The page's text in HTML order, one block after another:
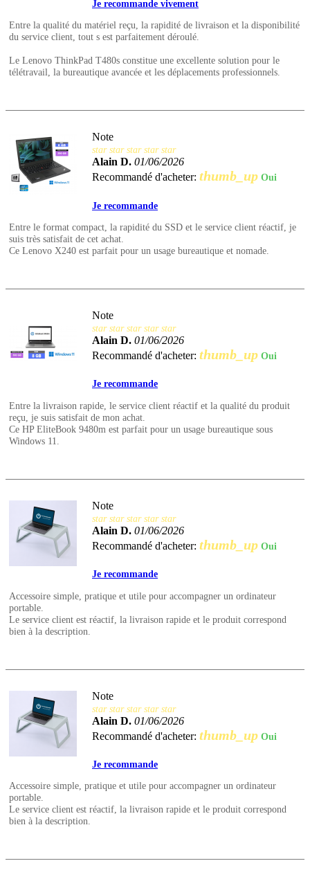
Je recommande vivement
Entre la qualité du matériel reçu, la rapidité de livraison et la disponibilité
du service client, tout s est parfaitement déroulé.
Le Lenovo ThinkPad T480s constitue une excellente solution pour le
télétravail, la bureautique avancée et les déplacements professionnels.
Note
star star star star star
Alain D. 01/06/2026
Recommandé d'acheter: thumb_up Oui
Je recommande
Entre le format compact, la rapidité du SSD et le service client réactif, je
suis très satisfait de cet achat.
Ce Lenovo X240 est parfait pour un usage bureautique et nomade.
Note
star star star star star
Alain D. 01/06/2026
Recommandé d'acheter: thumb_up Oui
Je recommande
Entre la livraison rapide, le service client réactif et la qualité du produit
reçu, je suis satisfait de mon achat.
Ce HP EliteBook 9480m est parfait pour un usage bureautique sous
Windows 11.
Note
star star star star star
Alain D. 01/06/2026
Recommandé d'acheter: thumb_up Oui
Je recommande
Accessoire simple, pratique et utile pour accompagner un ordinateur
portable.
Le service client est réactif, la livraison rapide et le produit correspond
bien à la description.
Note
star star star star star
Alain D. 01/06/2026
Recommandé d'acheter: thumb_up Oui
Je recommande
Accessoire simple, pratique et utile pour accompagner un ordinateur
portable.
Le service client est réactif, la livraison rapide et le produit correspond
bien à la description.